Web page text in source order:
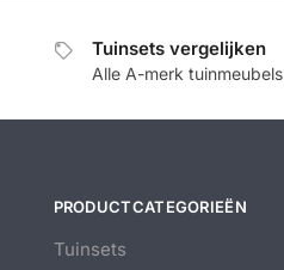
Tuinsets vergelijken
Alle A-merk tuinmeubels
PRODUCTCATEGORIEËN
Tuinsets